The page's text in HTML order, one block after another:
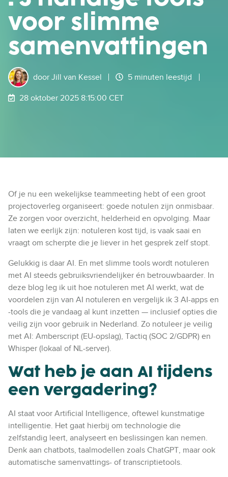
voor slimme
samenvattingen
door Jill van Kessel 5 minuten leestijd
28 oktober 2025 8:15:00 CET
Of je nu een wekelijkse teammeeting hebt of een groot
projectoverleg organiseert: goede notulen zijn onmisbaar.
Ze zorgen voor overzicht, helderheid en opvolging. Maar
laten we eerlijk zijn: notuleren kost tijd, is vaak saai en
vraagt om scherpte die je liever in het gesprek zelf stopt.
Gelukkig is daar AI. En met slimme tools wordt notuleren
met AI steeds gebruiksvriendelijker én betrouwbaarder. In
deze blog leg ik uit hoe notuleren met AI werkt, wat de
voordelen zijn van AI notuleren en vergelijk ik 3 AI-apps en
-tools die je vandaag al kunt inzetten — inclusief opties die
veilig zijn voor gebruik in Nederland. Zo notuleer je veilig
met AI: Amberscript (EU-opslag), Tactiq (SOC 2/GDPR) en
Whisper (lokaal of NL-server).
Wat heb je aan AI tijdens
een vergadering?
AI staat voor Artificial Intelligence, oftewel kunstmatige
intelligentie. Het gaat hierbij om technologie die
zelfstandig leert, analyseert en beslissingen kan nemen.
Denk aan chatbots, taalmodellen zoals ChatGPT, maar ook
automatische samenvattings- of transcriptietools.